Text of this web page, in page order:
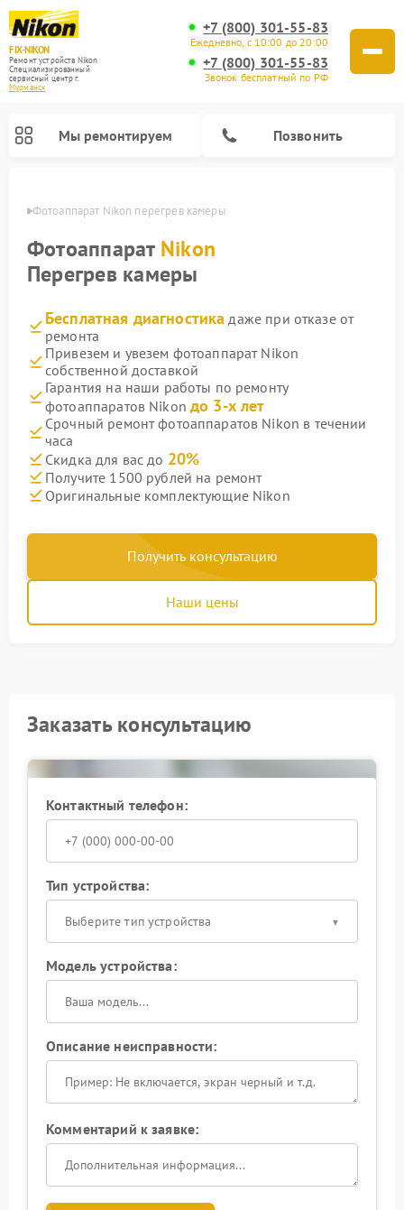
FIX-NIKON
Ремонт устройств Nikon
Специализированный
cервисный центр г.
Мурманск
+7 (800) 301-55-83
Ежедневно, с 10:00 до 20:00
+7 (800) 301-55-83
Звонок бесплатный по РФ
Мы ремонтируем Позвонить
Фотоаппарат Nikon перегрев камеры
Фотоаппарат Nikon
Перегрев камеры
Бесплатная диагностика даже при отказе от
ремонта
Привезем и увезем фотоаппарат Nikon
собственной доставкой
Гарантия на наши работы по ремонту
фотоаппаратов Nikonдо 3-х лет
Срочный ремонт фотоаппаратов Nikon в течении
часа
Скидка для вас до 20%
Получите 1500 рублей на ремонт
Оригинальные комплектующие Nikon
Получить консультацию
Наши цены
Заказать консультацию
Контактный телефон:
Тип устройства:
Выберите тип устройства
Модель устройства:
Описание неисправности:
Комментарий к заявке: